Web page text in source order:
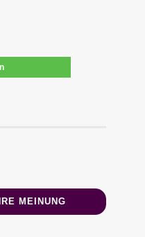
MEINUNG